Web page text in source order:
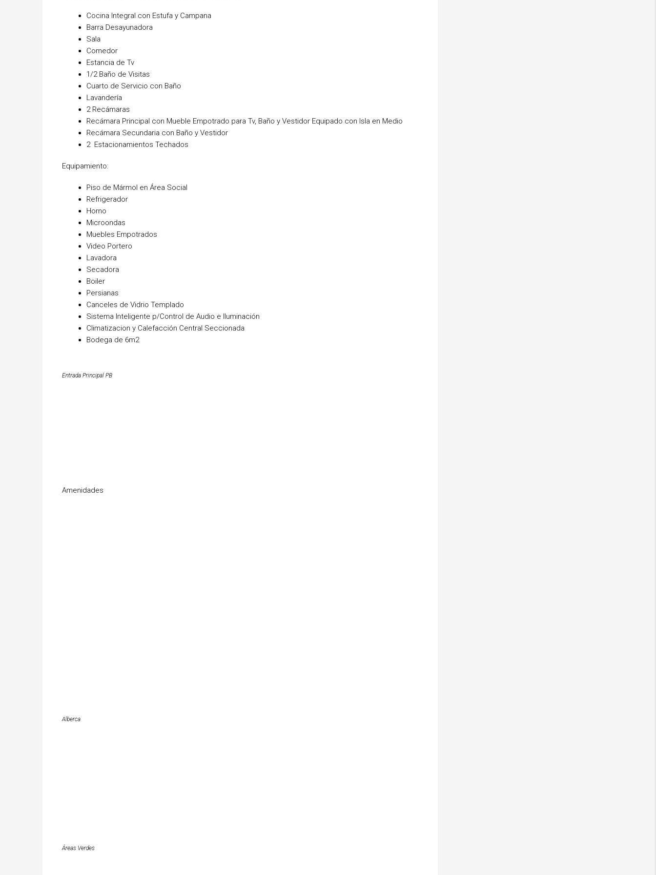
Cocina Integral con Estufa y Campana
Barra Desayunadora
Sala
Comedor
Estancia de Tv
1/2 Baño de Visitas
Cuarto de Servicio con Baño
Lavandería
2 Recámaras
Recámara Principal con Mueble Empotrado para Tv, Baño y Vestidor Equipado con Isla en Medio
Recámara Secundaria con Baño y Vestidor
2 Estacionamientos Techados
Equipamiento:
Piso de Mármol en Área Social
Refrigerador
Horno
Microondas
Muebles Empotrados
Video Portero
Lavadora
Secadora
Boiler
Persianas
Canceles de Vidrio Templado
Sistema Inteligente p/Control de Audio e Iluminación
Climatizacion y Calefacción Central Seccionada
Bodega de 6m2
Entrada Principal PB
Amenidades
Alberca
Áreas Verdes